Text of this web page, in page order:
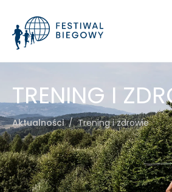
TRENING I
Aktualności Trening i zdrowie